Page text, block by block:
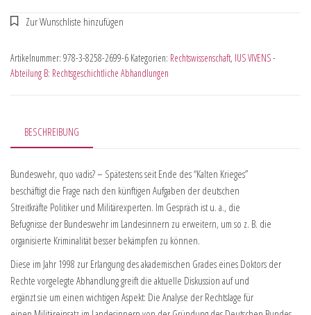
Artikelnummer: 978-3-8258-2699-6 Kategorien: Rechtswissenschaft, IUS VIVENS -
Abteilung B: Rechtsgeschichtliche Abhandlungen
BESCHREIBUNG
Bundeswehr, quo vadis? – Spätestens seit Ende des “Kalten Krieges”
beschäftigt die Frage nach den künftigen Aufgaben der deutschen
Streitkräfte Politiker und Militärexperten. Im Gespräch ist u. a., die
Befugnisse der Bundeswehr im Landesinnern zu erweitern, um so z. B. die
organisierte Kriminalität besser bekämpfen zu können.
Diese im Jahr 1998 zur Erlangung des akademischen Grades eines Doktors der
Rechte vorgelegte Abhandlung greift die aktuelle Diskussion auf und
ergänzt sie um einen wichtigen Aspekt: Die Analyse der Rechtslage für